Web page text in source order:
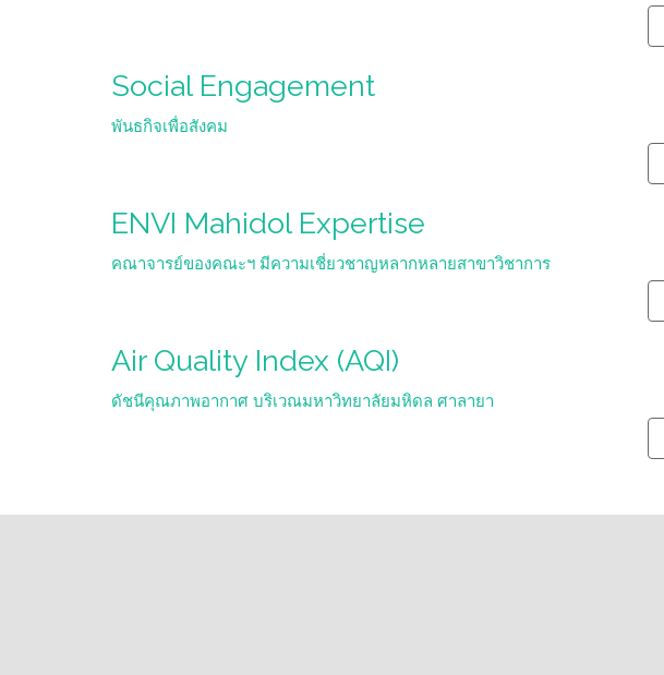
Social Engagement
พันธกิจเพื่อสังคม
ENVI Mahidol Expertise
คณาจารย์ของคณะฯ มีความเชี่ยวชาญหลากหลายสาขาวิชาการ
Air Quality Index (AQI)
ดัชนีคุณภาพอากาศ บริเวณมหาวิทยาลัยมหิดล ศาลายา